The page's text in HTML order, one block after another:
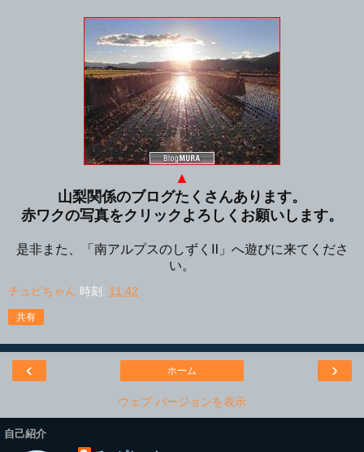
▲
山梨関係のブログたくさんあります。
赤ワクの写真をクリックよろしくお願いします。
是非また、「南アルプスのしずくⅡ」へ遊びに来てくださ
い。
チュピちゃん 時刻: 11:42
共有
‹ ›
ホーム
ウェブ バージョンを表示
自己紹介